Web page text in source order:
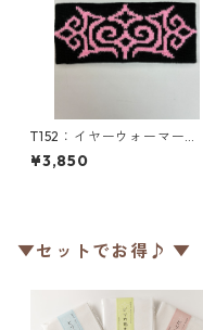
T152：イヤーウォーマー
（M）／津田命子デザイン
ヌ文様編み込みイヤーウォー
¥3,850
▼セットでお得♪ ▼